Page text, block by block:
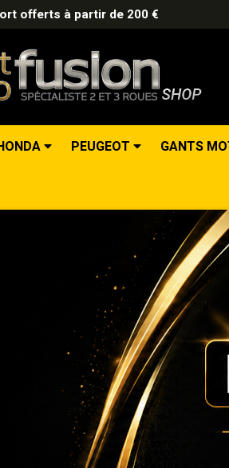
offerts à partir de 200 €
PEUGEOT GANTS